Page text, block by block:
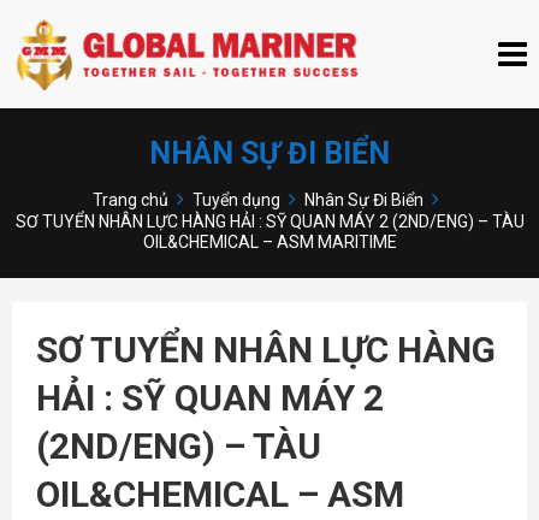
NHÂN SỰ ĐI BIỂN
Trang chủ Tuyển dụng
Nhân Sự Đi Biển
SƠ TUYỂN NHÂN LỰC HÀNG HẢI : SỸ QUAN MÁY 2 (2ND/ENG) – TÀU
OIL&CHEMICAL – ASM MARITIME
SƠ TUYỂN NHÂN LỰC HÀNG
HẢI : SỸ QUAN MÁY 2
(2ND/ENG) – TÀU
OIL&CHEMICAL – ASM